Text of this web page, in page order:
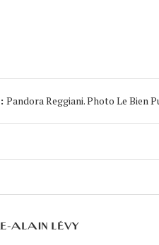
Pandora Reggiani. Photo Le Bien
ALAIN LÉVY